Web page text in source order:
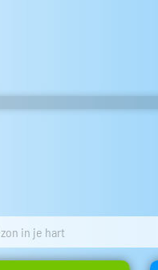
in je hart